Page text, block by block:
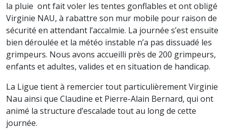
la pluie ont fait voler les tentes gonflables et ont obligé
Virginie NAU, à rabattre son mur mobile pour raison de
sécurité en attendant l’accalmie. La journée s’est ensuite
bien déroulée et la météo instable n’a pas dissuadé les
grimpeurs. Nous avons accueilli près de 200 grimpeurs,
enfants et adultes, valides et en situation de handicap.
La Ligue tient à remercier tout particulièrement Virginie
Nau ainsi que Claudine et Pierre-Alain Bernard, qui ont
animé la structure d’escalade tout au long de cette
journée.